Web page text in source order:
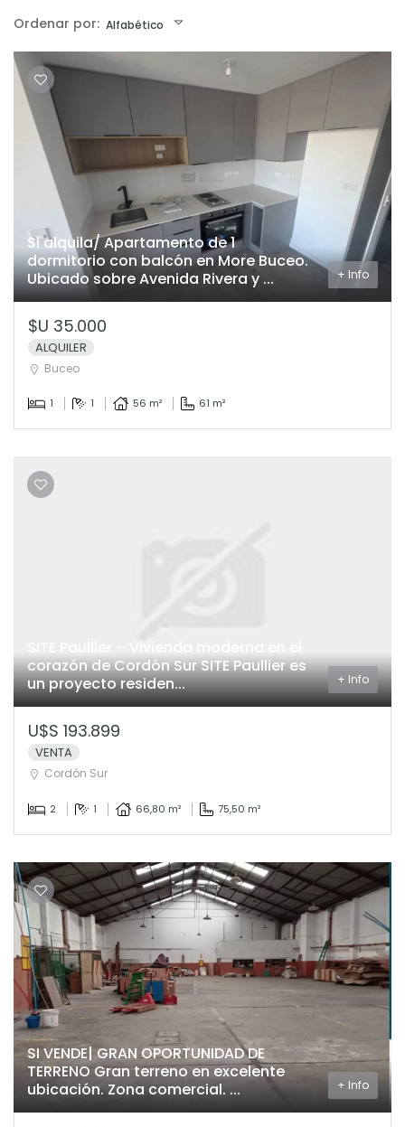
Ordenar por: Alfabético
Si alquila/ Apartamento de 1
dormitorio con balcón en More Buceo.
Ubicado sobre Avenida Rivera y ...
+ Info
$U 35.000
ALQUILER
Buceo
1 1 56 m² 61 m²
SITE Paullier – Vivienda moderna en el
corazón de Cordón Sur SITE Paullier es
un proyecto residen...
+ Info
U$S 193.899
VENTA
Cordón Sur
2 1 66,80 m² 75,50 m²
SI VENDE| GRAN OPORTUNIDAD DE
TERRENO Gran terreno en excelente
ubicación. Zona comercial. ...
+ Info